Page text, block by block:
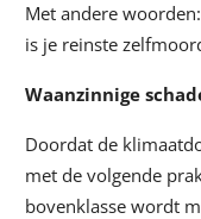
Met andere
is je reinste
Waanzinnige
Doordat de
met de volgende
bovenklasse wordt